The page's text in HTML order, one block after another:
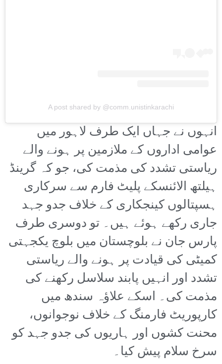
A post shared by @comm.unistinkarachi
انہوں نے جہاں ایک طرف لاہور میں
عوامی اداروں کے ملازمین پر ہونے والے
ریاستی تشدد کی مذمت کی، جو کہ گرینڈ
ہیلتھ الائنسکے پلیٹ فارم سے سرکاری
ہسپتالوں کینجکاری کے خلاف جدو جہد
جاری رکھے ہوئے ہیں۔ تو دوسری طرف
پارس جان نے بلوچستان میں بلوچ یکجہتی
کمیٹی کی قیادت پر ہونے والے ریاستی
تشدد اور انہیں پابند سلاسل رکھنے کی
مذمت کی۔ اسکے علاؤہ سندھ میں
کارپوریٹ فارمنگ کے خلاف نوجوانوں،
محنت کشوں اور ہاریوں کی جدو جہد کو
سرخ سلام پیش کیا۔